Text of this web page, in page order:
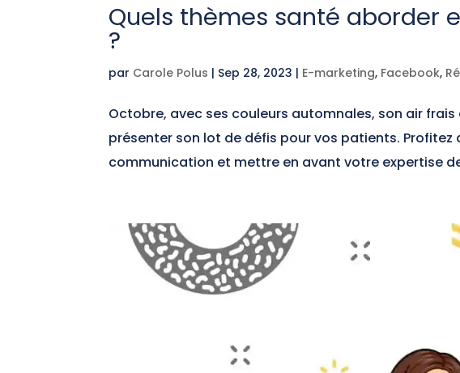
Quels thèmes santé aborder
?
par Carole Polus | Sep 28, 2023 | E-marketing, Facebook,
Octobre, avec ses couleurs automnales, son air
présenter son lot de défis pour vos patients.
communication et mettre en avant votre expertise